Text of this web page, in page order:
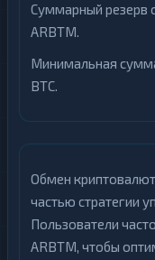
Суммарный резерв
ARBTM.
Минимальная
BTC.
Обмен
частью стратегии
Пользователи
ARBTM, чтобы